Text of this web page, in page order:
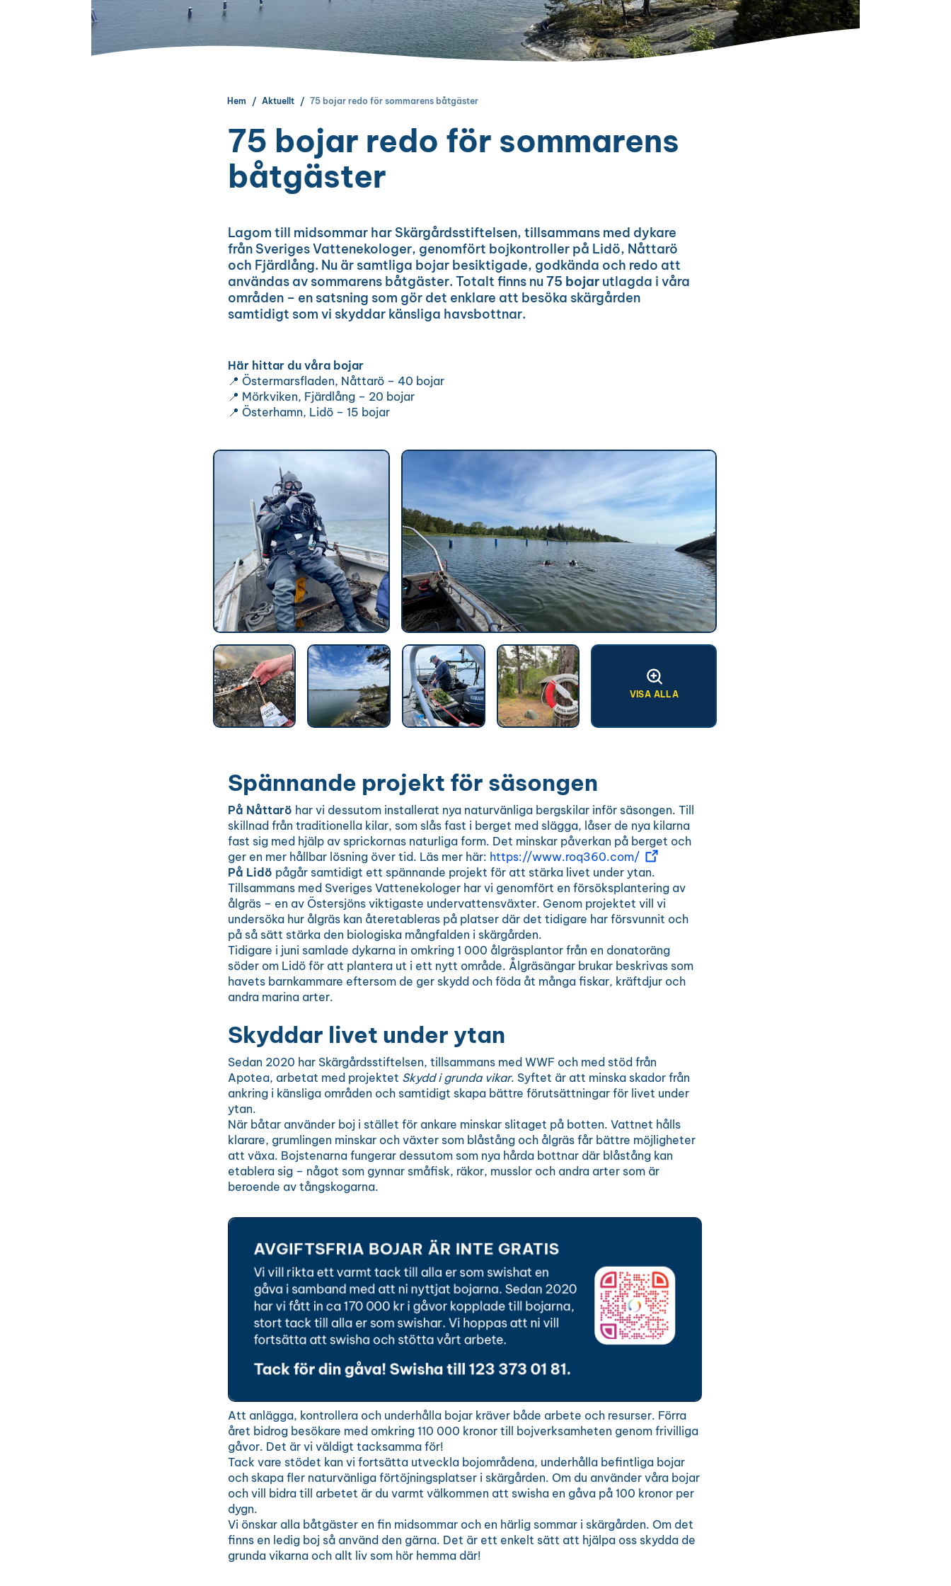
Hem Aktuellt 75 bojar redo för sommarens båtgäster
75 bojar redo för sommarens
båtgäster
Lagom till midsommar har Skärgårdsstiftelsen, tillsammans med dykare
från Sveriges Vattenekologer, genomfört bojkontroller på Lidö, Nåttarö
och Fjärdlång. Nu är samtliga bojar besiktigade, godkända och redo att
användas av sommarens båtgäster. Totalt finns nu75 bojar utlagda i våra
områden – en satsning som gör det enklare att besöka skärgården
samtidigt som vi skyddar känsliga havsbottnar.
Här hittar du våra bojar
📍 Östermarsfladen, Nåttarö – 40 bojar
📍 Mörkviken, Fjärdlång – 20 bojar
📍 Österhamn, Lidö – 15 bojar
VISA ALLA
Spännande projekt för säsongen
På Nåttarö har vi dessutom installerat nya naturvänliga bergskilar inför säsongen. Till
skillnad från traditionella kilar, som slås fast i berget med slägga, låser de nya kilarna
fast sig med hjälp av sprickornas naturliga form. Det minskar påverkan på berget och
ger en mer hållbar lösning över tid. Läs mer här: https://www.roq360.com/
På Lidö pågår samtidigt ett spännande projekt för att stärka livet under ytan.
Tillsammans med Sveriges Vattenekologer har vi genomfört en försöksplantering av
ålgräs – en av Östersjöns viktigaste undervattensväxter. Genom projektet vill vi
undersöka hur ålgräs kan återetableras på platser där det tidigare har försvunnit och
på så sätt stärka den biologiska mångfalden i skärgården.
Tidigare i juni samlade dykarna in omkring 1 000 ålgräsplantor från en donatoräng
söder om Lidö för att plantera ut i ett nytt område. Ålgräsängar brukar beskrivas som
havets barnkammare eftersom de ger skydd och föda åt många fiskar, kräftdjur och
andra marina arter.
Skyddar livet under ytan
Sedan 2020 har Skärgårdsstiftelsen, tillsammans med WWF och med stöd från
Apotea, arbetat med projektet Skydd i grunda vikar. Syftet är att minska skador från
ankring i känsliga områden och samtidigt skapa bättre förutsättningar för livet under
ytan.
När båtar använder boj i stället för ankare minskar slitaget på botten. Vattnet hålls
klarare, grumlingen minskar och växter som blåstång och ålgräs får bättre möjligheter
att växa. Bojstenarna fungerar dessutom som nya hårda bottnar där blåstång kan
etablera sig – något som gynnar småfisk, räkor, musslor och andra arter som är
beroende av tångskogarna.
Att anlägga, kontrollera och underhålla bojar kräver både arbete och resurser. Förra
året bidrog besökare med omkring 110 000 kronor till bojverksamheten genom frivilliga
gåvor. Det är vi väldigt tacksamma för!
Tack vare stödet kan vi fortsätta utveckla bojområdena, underhålla befintliga bojar
och skapa fler naturvänliga förtöjningsplatser i skärgården. Om du använder våra bojar
och vill bidra till arbetet är du varmt välkommen att swisha en gåva på 100 kronor per
dygn.
Vi önskar alla båtgäster en fin midsommar och en härlig sommar i skärgården. Om det
finns en ledig boj så använd den gärna. Det är ett enkelt sätt att hjälpa oss skydda de
grunda vikarna och allt liv som hör hemma där!